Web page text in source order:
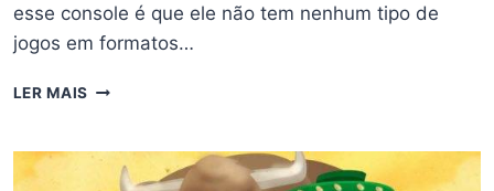
esse console é que ele não tem nenhum tipo de
jogos em formatos…
LER MAIS ZEEBO?
É?
CONHEÇA